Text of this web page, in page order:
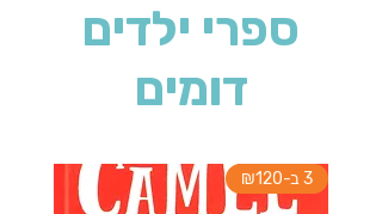
ספרי ילדים
דומים
3 ב-₪120